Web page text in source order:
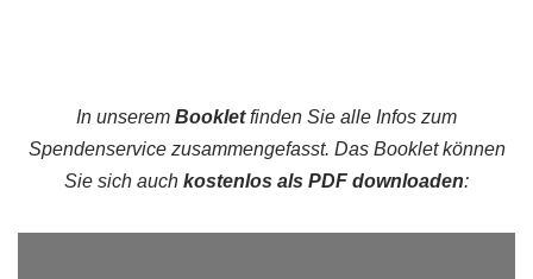
In unserem Bookletfinden Sie alle Infos zum
Spendenservice zusammengefasst. Das Booklet können
Sie sich auch kostenlos als PDF downloaden: